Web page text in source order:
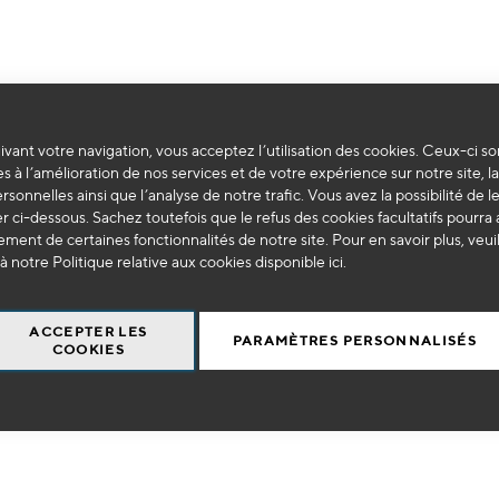
votre navigation, vous acceptez l’utilisation des cookies. Ceux-ci
à l’amélioration de nos services et de votre expérience sur notre site,
ainsi que l’analyse de notre trafic. Vous avez la possibilité de
ci-dessous. Sachez toutefois que le refus des cookies facultatifs pourra
de certaines fonctionnalités de notre site. Pour en savoir plus,
notre Politique relative aux cookies disponible ici
ACCEPTER LES
COOKIES
PARAMÈTRES PERSONNALISÉS
Impossible de trouver des produits correspondants à votre sélection.